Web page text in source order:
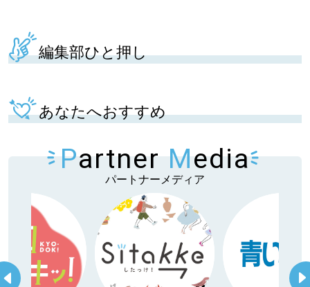
編集部ひと押し
あなたへおすすめ
Partner Media
パートナーメディア